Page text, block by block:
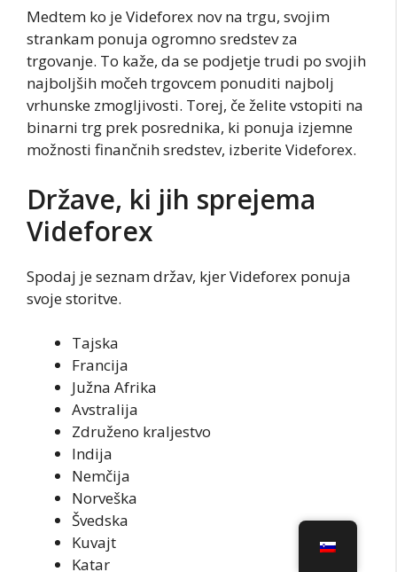
Medtem ko je Videforex nov na trgu, svojim
strankam ponuja ogromno sredstev za
trgovanje. To kaže, da se podjetje trudi po svojih
najboljših močeh trgovcem ponuditi najbolj
vrhunske zmogljivosti. Torej, če želite vstopiti na
binarni trg prek posrednika, ki ponuja izjemne
možnosti finančnih sredstev, izberite Videforex.
Države, ki jih sprejema
Videforex
Spodaj je seznam držav, kjer Videforex ponuja
svoje storitve.
Tajska
Francija
Južna Afrika
Avstralija
Združeno kraljestvo
Indija
Nemčija
Norveška
Švedska
Kuvajt
Katar